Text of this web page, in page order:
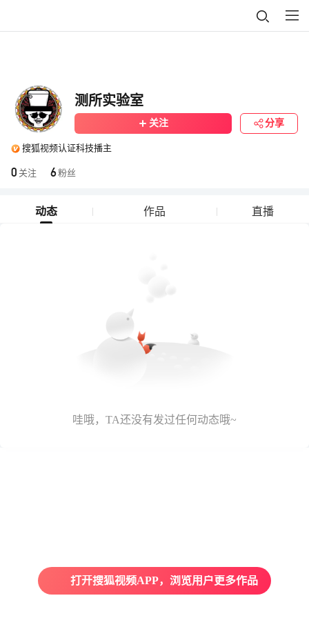
测所实验室
关注 分享
搜狐视频认证科技播主
0 关注 6粉丝
动态 作品 直播
哇哦，TA还没有发过任何动态哦~
打开搜狐视频APP，浏览用户更多作品